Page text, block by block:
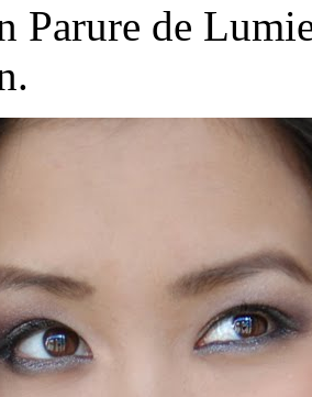
Parure de